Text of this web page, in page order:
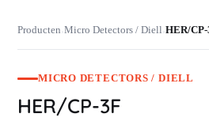
Producten›Micro Detectors / Diell›HER/
MICRO DETECTORS / DIELL
HER/CP-3F